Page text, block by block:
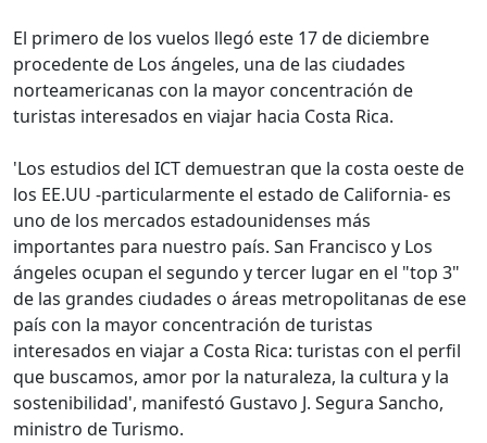
El primero de los vuelos llegó este 17 de diciembre
procedente de Los ángeles, una de las ciudades
norteamericanas con la mayor concentración de
turistas interesados en viajar hacia Costa Rica.
'Los estudios del ICT demuestran que la costa oeste de
los EE.UU -particularmente el estado de California- es
uno de los mercados estadounidenses más
importantes para nuestro país. San Francisco y Los
ángeles ocupan el segundo y tercer lugar en el "top 3"
de las grandes ciudades o áreas metropolitanas de ese
país con la mayor concentración de turistas
interesados en viajar a Costa Rica: turistas con el perfil
que buscamos, amor por la naturaleza, la cultura y la
sostenibilidad', manifestó Gustavo J. Segura Sancho,
ministro de Turismo.